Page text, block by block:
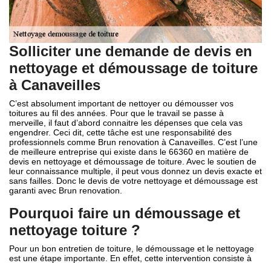
Solliciter une demande de devis en
nettoyage et démoussage de toiture
à Canaveilles
C’est absolument important de nettoyer ou démousser vos
toitures au fil des années. Pour que le travail se passe à
merveille, il faut d’abord connaitre les dépenses que cela vas
engendrer. Ceci dit, cette tâche est une responsabilité des
professionnels comme Brun renovation à Canaveilles. C’est l’une
de meilleure entreprise qui existe dans le 66360 en matière de
devis en nettoyage et démoussage de toiture. Avec le soutien de
leur connaissance multiple, il peut vous donnez un devis exacte et
sans failles. Donc le devis de votre nettoyage et démoussage est
garanti avec Brun renovation.
Pourquoi faire un démoussage et
nettoyage toiture ?
Pour un bon entretien de toiture, le démoussage et le nettoyage
est une étape importante. En effet, cette intervention consiste à